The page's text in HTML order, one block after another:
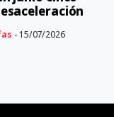
- 15/07/2026